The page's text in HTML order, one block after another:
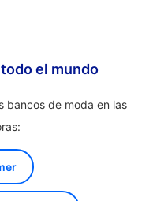
el mundo
bancos de moda en las